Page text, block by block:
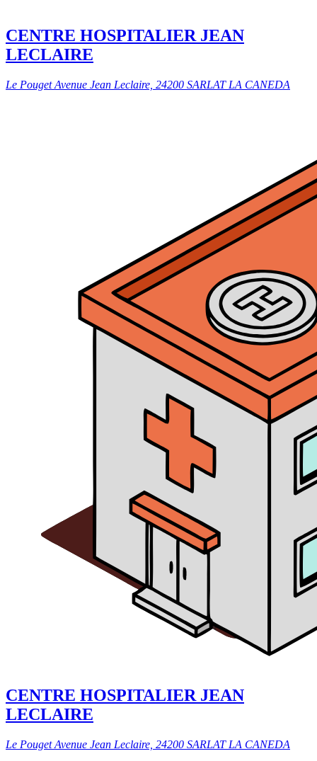
CENTRE HOSPITALIER JEAN
LECLAIRE
Le Pouget Avenue Jean Leclaire, 24200 SARLAT LA CANEDA
CENTRE HOSPITALIER JEAN
LECLAIRE
Le Pouget Avenue Jean Leclaire, 24200 SARLAT LA CANEDA